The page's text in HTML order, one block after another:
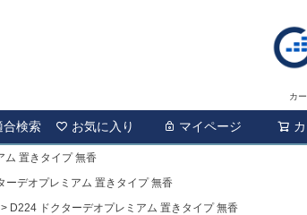
カ
合検索 お気に入り マイページ
ム 置きタイプ 無香
ーデオプレミアム 置きタイプ 無香
D224 ドクターデオプレミアム 置きタイプ 無香